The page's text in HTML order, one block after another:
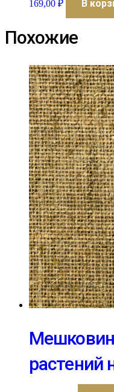
169,00 ₽ В
Похожие
растений